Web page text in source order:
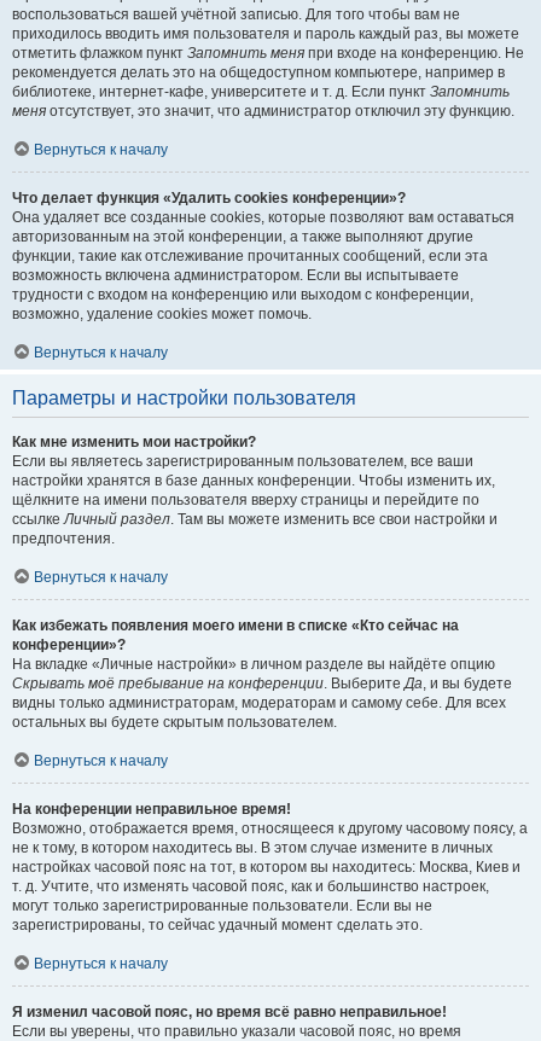
воспользоваться вашей учётной записью. Для того чтобы вам не
приходилось вводить имя пользователя и пароль каждый раз, вы можете
отметить флажком пункт Запомнить меня при входе на конференцию. Не
рекомендуется делать это на общедоступном компьютере, например в
библиотеке, интернет-кафе, университете и т. д. Если пункт Запомнить
меня отсутствует, это значит, что администратор отключил эту функцию.
Вернуться к началу
Что делает функция «Удалить cookies конференции»?
Она удаляет все созданные cookies, которые позволяют вам оставаться
авторизованным на этой конференции, а также выполняют другие
функции, такие как отслеживание прочитанных сообщений, если эта
возможность включена администратором. Если вы испытываете
трудности с входом на конференцию или выходом с конференции,
возможно, удаление cookies может помочь.
Вернуться к началу
Параметры и настройки пользователя
Как мне изменить мои настройки?
Если вы являетесь зарегистрированным пользователем, все ваши
настройки хранятся в базе данных конференции. Чтобы изменить их,
щёлкните на имени пользователя вверху страницы и перейдите по
ссылкеЛичный раздел. Там вы можете изменить все свои настройки и
предпочтения.
Вернуться к началу
Как избежать появления моего имени в списке «Кто сейчас на
конференции»?
На вкладке «Личные настройки» в личном разделе вы найдёте опцию
Скрывать моё пребывание на конференции. ВыберитеДа, и вы будете
видны только администраторам, модераторам и самому себе. Для всех
остальных вы будете скрытым пользователем.
Вернуться к началу
На конференции неправильное время!
Возможно, отображается время, относящееся к другому часовому поясу, а
не к тому, в котором находитесь вы. В этом случае измените в личных
настройках часовой пояс на тот, в котором вы находитесь: Москва, Киев и
т. д. Учтите, что изменять часовой пояс, как и большинство настроек,
могут только зарегистрированные пользователи. Если вы не
зарегистрированы, то сейчас удачный момент сделать это.
Вернуться к началу
Я изменил часовой пояс, но время всё равно неправильное!
Если вы уверены, что правильно указали часовой пояс, но время